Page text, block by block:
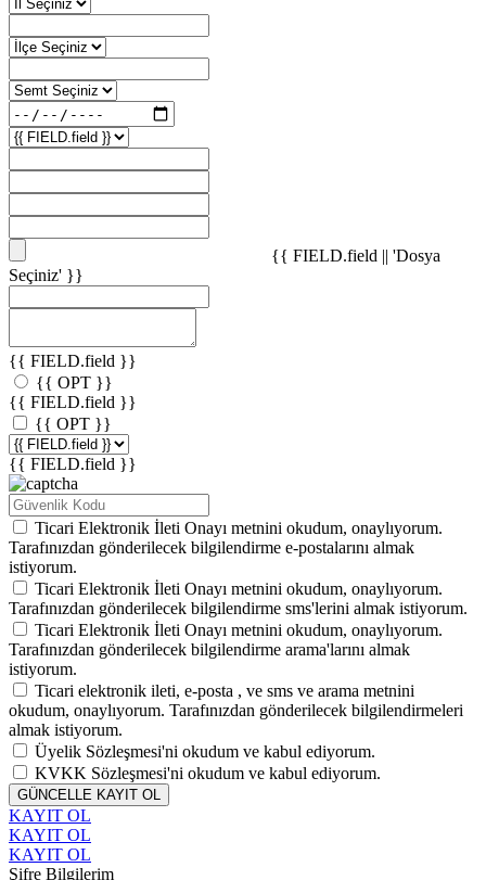
{{ FIELD.field || 'Dosya
Seçiniz' }}
{{ FIELD.field }}
{{ OPT }}
{{ FIELD.field }}
{{ OPT }}
{{ FIELD.field }}
Ticari Elektronik İleti Onayı metnini okudum, onaylıyorum.
Tarafınızdan gönderilecek bilgilendirme e-postalarını almak
istiyorum.
Ticari Elektronik İleti Onayı metnini okudum, onaylıyorum.
Tarafınızdan gönderilecek bilgilendirme sms'lerini almak istiyorum.
Ticari Elektronik İleti Onayı metnini okudum, onaylıyorum.
Tarafınızdan gönderilecek bilgilendirme arama'larını almak
istiyorum.
Ticari elektronik ileti, e-posta , ve sms ve arama metnini
okudum, onaylıyorum. Tarafınızdan gönderilecek bilgilendirmeleri
almak istiyorum.
Üyelik Sözleşmesi'ni okudum ve kabul ediyorum.
KVKK Sözleşmesi'ni okudum ve kabul ediyorum.
GÜNCELLE KAYIT OL
KAYIT OL
KAYIT OL
KAYIT OL
Şifre Bilgilerim